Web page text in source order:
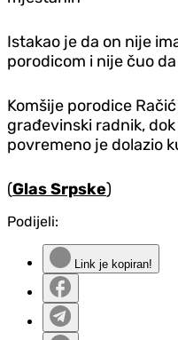
Istakao je da on nije
porodicom i nije čuo
Komšije porodice
građevinski radnik,
povremeno je dolazio
(Glas Srpske)
Podijeli:
Link je kopiran!